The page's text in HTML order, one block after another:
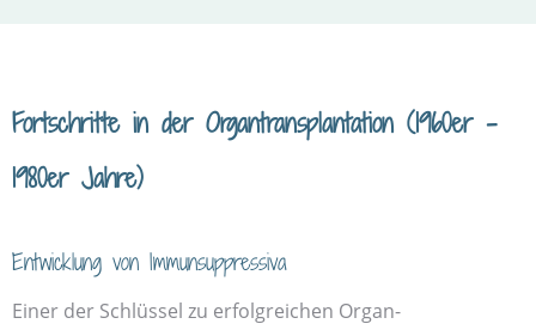
Fortschritte in der Organ­transplantation (1960er -
1980er Jahre)
Entwicklung von Immun­suppressiva
Einer der Schlüssel zu erfolgreichen Organ­